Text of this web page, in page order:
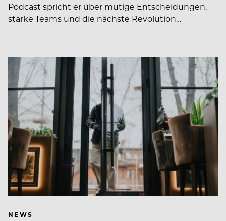
Podcast spricht er über mutige Entscheidungen,
starke Teams und die nächste Revolution…
NEWS